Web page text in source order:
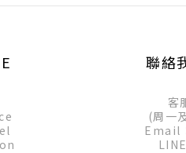
聯絡
客
(周一
Email